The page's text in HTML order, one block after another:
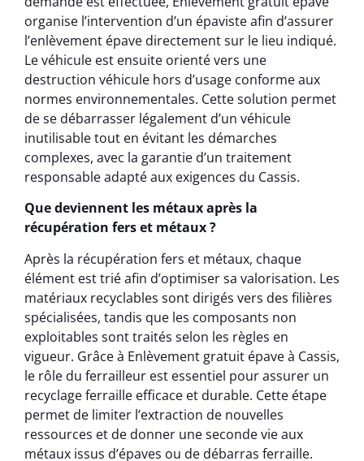
organise l’intervention d’un épaviste afin d’assurer
l’enlèvement épave directement sur le lieu indiqué.
Le véhicule est ensuite orienté vers une
destruction véhicule hors d’usage conforme aux
normes environnementales. Cette solution permet
de se débarrasser légalement d’un véhicule
inutilisable tout en évitant les démarches
complexes, avec la garantie d’un traitement
responsable adapté aux exigences du Cassis.
Que deviennent les métaux après la
récupération fers et métaux ?
Après la récupération fers et métaux, chaque
élément est trié afin d’optimiser sa valorisation. Les
matériaux recyclables sont dirigés vers des filières
spécialisées, tandis que les composants non
exploitables sont traités selon les règles en
vigueur. Grâce à Enlèvement gratuit épave à Cassis,
le rôle du ferrailleur est essentiel pour assurer un
recyclage ferraille efficace et durable. Cette étape
permet de limiter l’extraction de nouvelles
ressources et de donner une seconde vie aux
métaux issus d’épaves ou de débarras ferraille.